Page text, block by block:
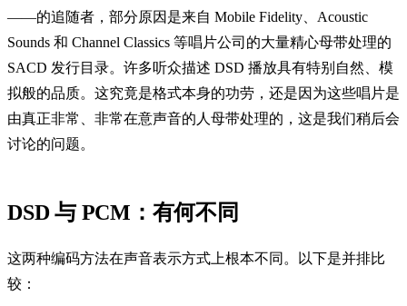
——的追随者，部分原因是来自 Mobile Fidelity、Acoustic
Sounds 和 Channel Classics 等唱片公司的大量精心母带处理的
SACD 发行目录。许多听众描述 DSD 播放具有特别自然、模
拟般的品质。这究竟是格式本身的功劳，还是因为这些唱片是
由真正非常、非常在意声音的人母带处理的，这是我们稍后会
讨论的问题。
DSD 与 PCM：有何不同
这两种编码方法在声音表示方式上根本不同。以下是并排比
较：